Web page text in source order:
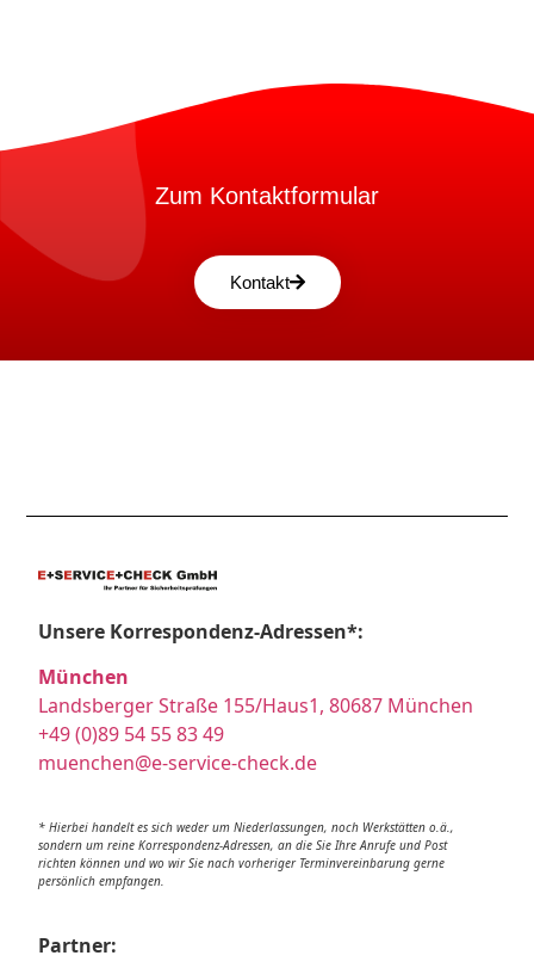
Zum Kontaktformular
Kontakt
Unsere Korrespondenz-Adressen*:
München
Landsberger Straße 155/Haus1, 80687 München
+49 (0)89 54 55 83 49
muenchen@e-service-check.de
* Hierbei handelt es sich weder um Niederlassungen, noch Werkstätten o.ä.,
sondern um reine Korrespondenz-Adressen, an die Sie Ihre Anrufe und Post
richten können und wo wir Sie nach vorheriger Terminvereinbarung gerne
persönlich empfangen.
Partner: